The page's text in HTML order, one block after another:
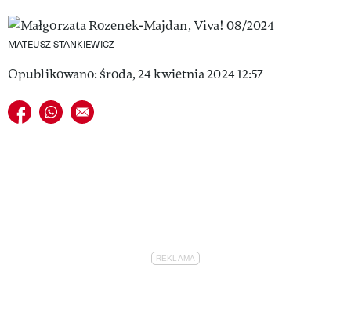
VIVA!ITAKA
MATEUSZ STANKIEWICZ
Opublikowano: środa, 24 kwietnia 2024 12:57
Udostępnij na facebook
Udostępnij na whatsapp
E-mail do przyjaciela